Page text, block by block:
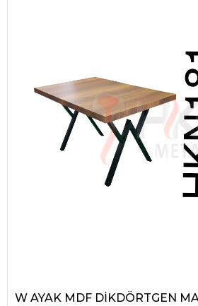
W AYAK MDF DİKDÖRTGEN